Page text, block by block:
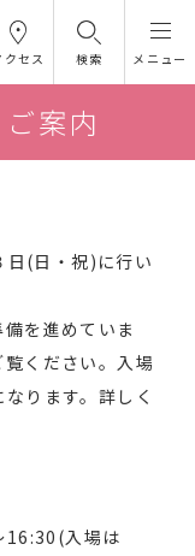
クセス 検索 メニュー
案内
(日・祝)に行い
を進めていま
ください。入場
ります。詳しく
入場は